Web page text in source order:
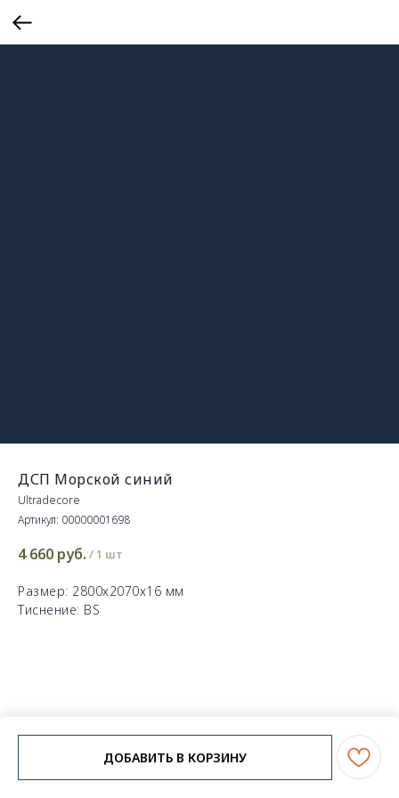
ДСП Морской синий
Ultradecore
Артикул: 00000001698
4 660 руб. /1 шт
ДОБАВИТЬ В КОРЗИНУ
Размер: 2800х2070х16 мм
Тиснение: BS